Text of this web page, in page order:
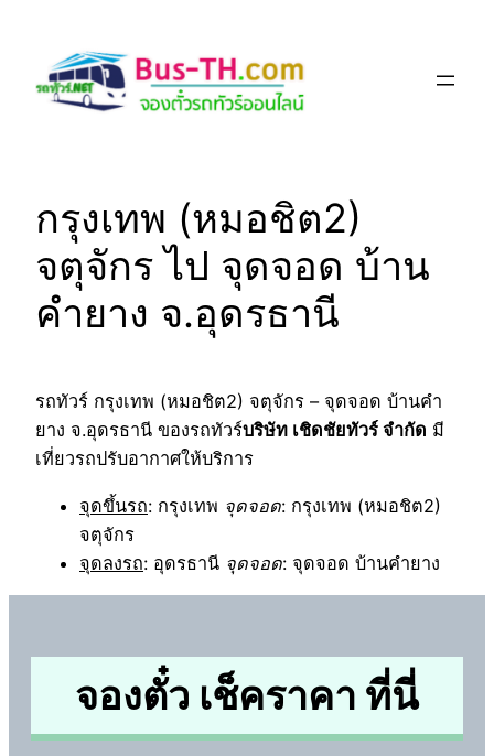
content
กรุงเทพ (หมอชิต2)
จตุจักร ไป จุดจอด บ้าน
คำยาง จ.อุดรธานี
รถทัวร์ กรุงเทพ (หมอชิต2) จตุจักร – จุดจอด บ้านคำ
ยาง จ.อุดรธานี ของรถทัวร์บริษัท เชิดชัยทัวร์ จำกัด มี
เที่ยวรถปรับอากาศให้บริการ
จุดขึ้นรถ: กรุงเทพ จุดจอด: กรุงเทพ (หมอชิต2)
จตุจักร
จุดลงรถ: อุดรธานี จุดจอด: จุดจอด บ้านคำยาง
จองตั๋ว เช็คราคา ที่นี่